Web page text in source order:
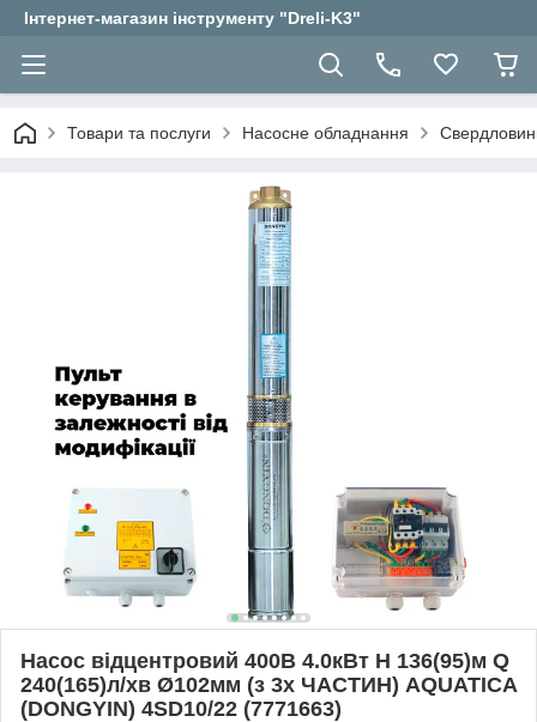
Інтернет-магазин інструменту "Dreli-K3"
Товари та послуги Насосне обладнання
Насос відцентровий 400В 4.0кВт H 136(95)м Q
240(165)л/хв Ø102мм (з 3х ЧАСТИН) AQUATICA
(DONGYIN) 4SD10/22 (7771663)